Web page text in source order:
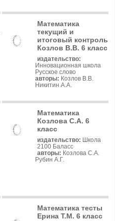
Математика
текущий и
итоговый контроль
Козлов В.В. 6 класс
издательство:
Инновационная школа
Русское слово
авторы: Козлов В.В.
Никитин А.А.
Математика
Козлова С.А. 6
класс
издательство: Школа
2100 Баласс
авторы: Козлова С.А.
Рубин А.Г.
Математика тесты
Ерина Т.М. 6 класс